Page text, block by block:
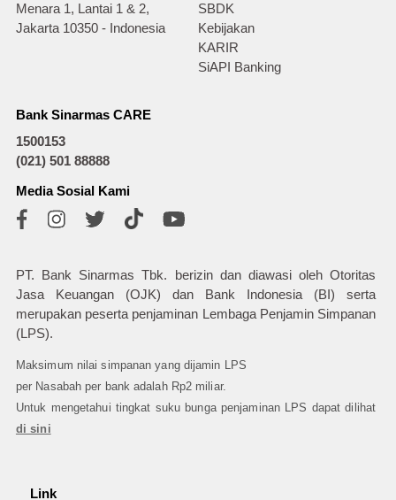
Menara 1, Lantai 1 & 2,
Jakarta 10350 - Indonesia
SBDK
Kebijakan
KARIR
SiAPI Banking
Bank Sinarmas CARE
1500153
(021) 501 88888
Media Sosial Kami
PT. Bank Sinarmas Tbk. berizin dan diawasi oleh Otoritas
Jasa Keuangan (OJK) dan Bank Indonesia (BI) serta
merupakan peserta penjaminan Lembaga Penjamin Simpanan
(LPS).
Maksimum nilai simpanan yang dijamin LPS
per Nasabah per bank adalah Rp2 miliar.
Untuk mengetahui tingkat suku bunga penjaminan LPS dapat dilihat
di sini
Link